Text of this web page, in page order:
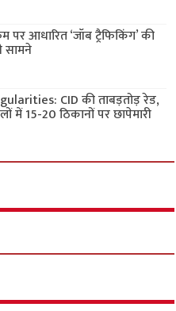
आधारित ‘जॉब ट्रैफिकिंग’ की
CID की ताबड़तोड़ रेड,
में 15-20 ठिकानों पर छापेमारी